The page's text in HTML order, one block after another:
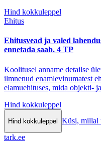
Hind kokkuleppel
Ehitus
Ehitusvead ja valed
ennetada saab. 4 TP
Koolitusel anname detailse
ilmnenud enamlevinumatest
elamuehituses, mida objekti-
Hind kokkuleppel
Hind kokkuleppel Küsi, millal
tark.ee